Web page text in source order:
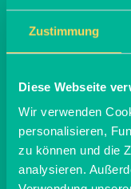
Zustimmung
Diese Webseite
Wir verwenden
personalisieren,
zu können und die
analysieren.
Spinat für 1
geben und
und ins
unterbrochen
auch dünsten.